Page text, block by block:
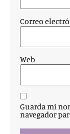
Correo
Web
Guarda mi
navegador